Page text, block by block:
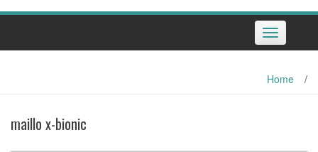
Toggle
navigation
Home /
maillo x-bionic